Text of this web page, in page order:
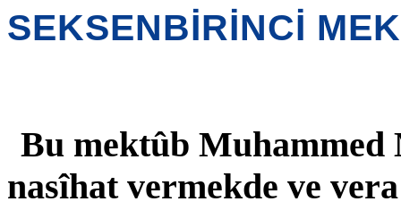
SEKSENBİRİNCİ
Bu mektûb
nasîhat vermekde ve